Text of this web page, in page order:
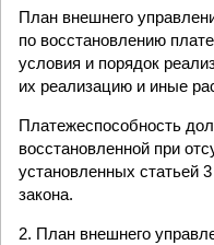
План внешнего
по восстановлению
условия и порядок
их реализацию и иные
Платежеспособность
восстановленной при
установленных статьей
закона.
2. План внешнего